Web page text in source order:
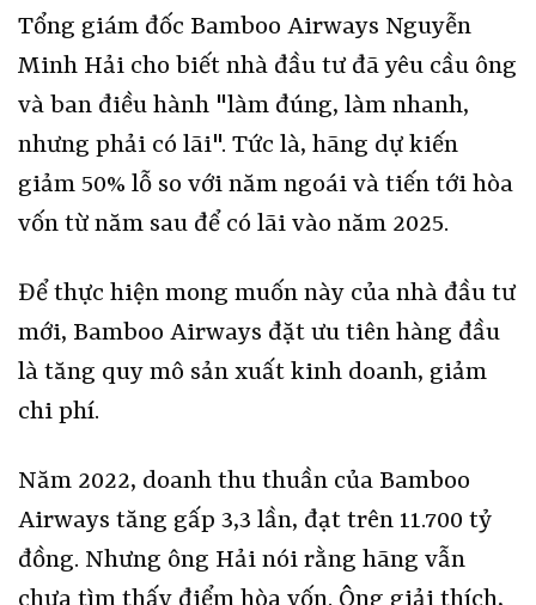
Tổng giám đốc Bamboo Airways Nguyễn
Minh Hải cho biết nhà đầu tư đã yêu cầu ông
và ban điều hành "làm đúng, làm nhanh,
nhưng phải có lãi". Tức là, hãng dự kiến
giảm 50% lỗ so với năm ngoái và tiến tới hòa
vốn từ năm sau để có lãi vào năm 2025.
Để thực hiện mong muốn này của nhà đầu tư
mới, Bamboo Airways đặt ưu tiên hàng đầu
là tăng quy mô sản xuất kinh doanh, giảm
chi phí.
Năm 2022, doanh thu thuần của Bamboo
Airways tăng gấp 3,3 lần, đạt trên 11.700 tỷ
đồng. Nhưng ông Hải nói rằng hãng vẫn